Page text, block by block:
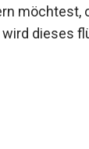
Wahl für
dieses